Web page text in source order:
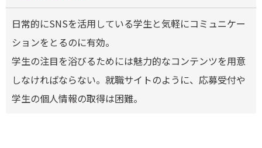
日常的にSNSを活用している学生と気軽にコミュニケー
ションをとるのに有効。
学生の注目を浴びるためには魅力的なコンテンツを用意
しなければならない。就職サイトのように、応募受付や
学生の個人情報の取得は困難。